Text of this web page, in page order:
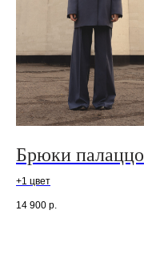
Брюки палаццо
+1 цвет
14 900 р.